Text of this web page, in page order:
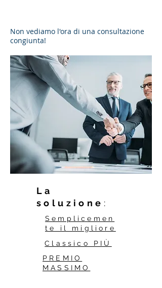
Non vediamo l'ora di una consultazione
congiunta!
La
soluzione :
Semplicemen
te il migliore
Classico PIÙ
PREMIO
MASSIMO